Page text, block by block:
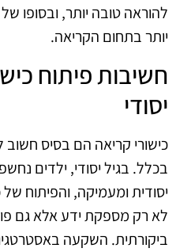
להוראה טובה יותר, ובסופו
יותר בתחום הקריאה.
חשיבות פיתוח
יסודי
כישורי קריאה הם בסיס
בכלל. בגיל יסודי, ילדים
יסודית ומעמיקה, והפיתוח של
לא רק מספקת ידע אלא גם
ביקורתית. השקעה